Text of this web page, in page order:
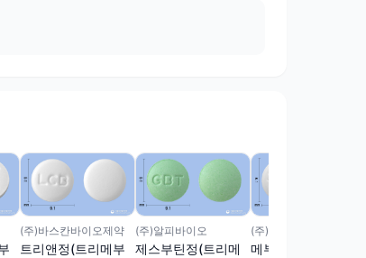
(주)바스칸바이오제약
트리앤정(트리메부
(주)알피바이오
제스부틴정(트리메
(주)넥스팜코리아
메부라틴정(트리메